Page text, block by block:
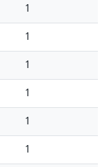
1
1
1
1
1
1